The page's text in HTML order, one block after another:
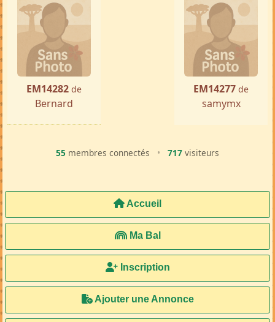
EM14282 de
Bernard
EM14277 de
samymx
55 membres connectés • 717 visiteurs
Accueil
Ma Bal
Inscription
Ajouter une Annonce